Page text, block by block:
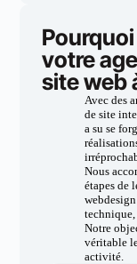
votre
site web
Avec des
de site
a su se
Nous
étapes de
technique,
Notre
véritable
activité.